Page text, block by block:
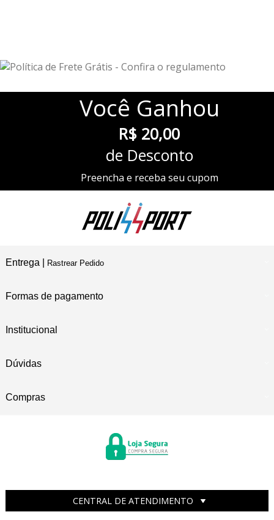
Você Ganhou
R$ 20,00
de Desconto
Preencha e receba seu cupom
Entrega | Rastrear Pedido
Formas de pagamento
Institucional
Dúvidas
Compras
CENTRAL DE ATENDIMENTO